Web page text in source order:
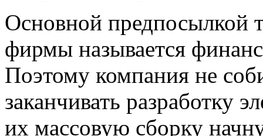
Основной предпосылкой
фирмы называется
Поэтому компания не
заканчивать разработку
их массовую сборку